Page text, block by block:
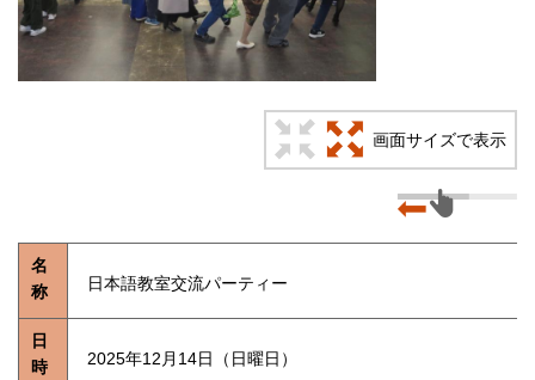
画面サイズで表示
名
称
日本語教室交流パーティー
日
時
2025年12月14日（日曜日）